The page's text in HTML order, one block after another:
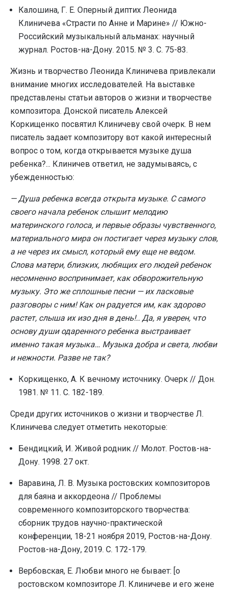
Калошина, Г. Е. Оперный диптих Леонида
Клиничева «Страсти по Анне и Марине» // Южно-
Российский музыкальный альманах: научный
журнал. Ростов-на-Дону. 2015. № 3. С. 75-83.
Жизнь и творчество Леонида Клиничева привлекали
внимание многих исследователей. На выставке
представлены статьи авторов о жизни и творчестве
композитора. Донской писатель Алексей
Коркищенко посвятил Клиничеву свой очерк. В нем
писатель задает композитору вот какой интересный
вопрос о том, когда открывается музыке душа
ребенка?... Клиничев ответил, не задумываясь, с
убежденностью:
— Душа ребенка всегда открыта музыке. С самого
своего начала ребенок слышит мелодию
материнского голоса, и первые образы чувственного,
материального мира он постигает через музыку слов,
а не через их смысл, который ему еще не ведом.
Слова матери, близких, любящих его людей ребенок
несомненно воспринимает, как обворожительную
музыку. Это же сплошные песни — их ласковые
разговоры с ним! Как он радуется им, как здорово
растет, слыша их изо дня в день!.. Да, я уверен, что
основу души одаренного ребенка выстраивает
именно такая музыка… Музыка добра и света, любви
и нежности. Разве не так?
Коркищенко, А. К вечному источнику. Очерк // Дон.
1981. № 11. С. 182-189.
Среди других источников о жизни и творчестве Л.
Клиничева следует отметить некоторые:
Бендицкий, И. Живой родник // Молот. Ростов-на-
Дону. 1998. 27 окт.
Варавина, Л. В. Музыка ростовских композиторов
для баяна и аккордеона // Проблемы
современного композиторского творчества:
сборник трудов научно-практической
конференции, 18-21 ноября 2019, Ростов-на-Дону.
Ростов-на-Дону, 2019. С. 172-179.
Вербовская, Е. Любви много не бывает: [о
ростовском композиторе Л. Клиничеве и его жене